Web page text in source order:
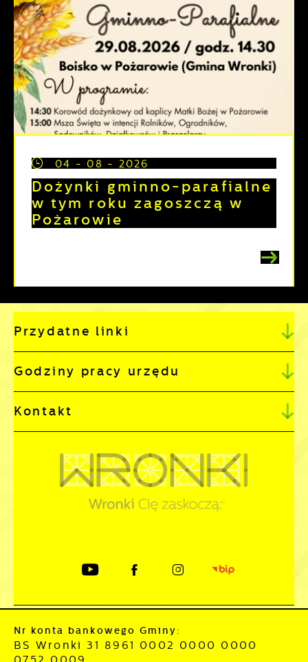
04 - 08 - 2026
Dożynki gminno-parafialne
w tym roku zagoszczą w
Pożarowie
Przydatne linki
Godziny pracy urzędu
Kontakt
Nr konta bankowego Gminy:
BS Wronki 31 8961 0002 0000 0000